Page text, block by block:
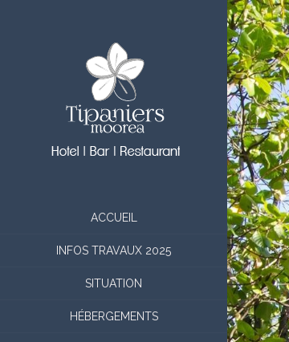
ACCUEIL
INFOS TRAVAUX 2025
SITUATION
HÉBERGEMENTS